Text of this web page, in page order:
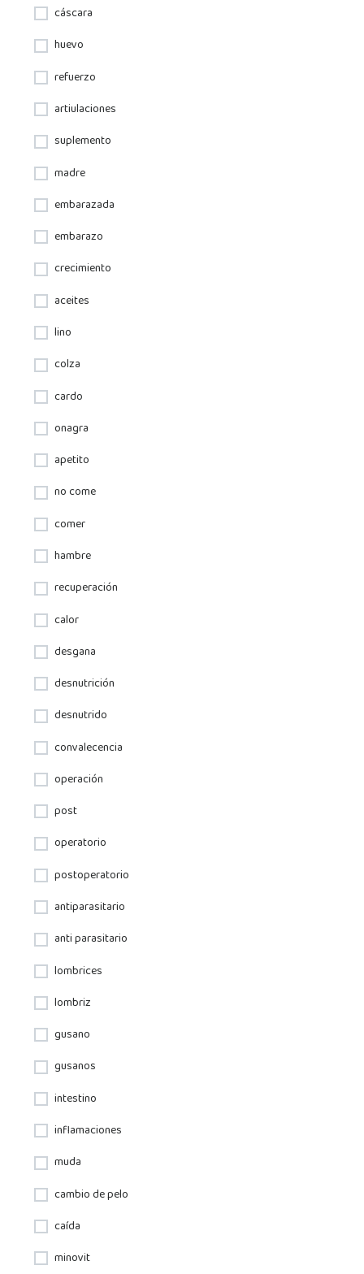
cáscara
huevo
refuerzo
artiulaciones
suplemento
madre
embarazada
embarazo
crecimiento
aceites
lino
colza
cardo
onagra
apetito
no come
comer
hambre
recuperación
calor
desgana
desnutrición
desnutrido
convalecencia
operación
post
operatorio
postoperatorio
antiparasitario
anti parasitario
lombrices
lombriz
gusano
gusanos
intestino
inflamaciones
muda
cambio de pelo
caída
minovit